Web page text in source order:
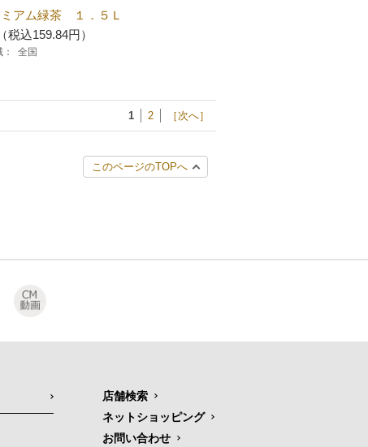
ミアム緑茶 １．５Ｌ
税込159.84円）
全国
1 2 ［次へ］
このページのTOPへ
店舗検索
ネットショッピング
お問い合わせ